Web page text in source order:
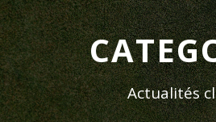
Actualités